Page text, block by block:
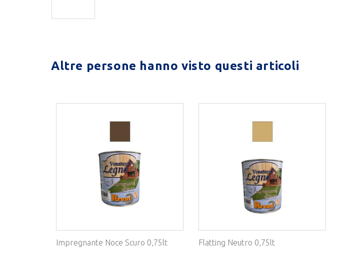
Altre persone hanno visto questi articoli
Impregnante Noce Scuro 0,75lt Flatting Neutro 0,75lt